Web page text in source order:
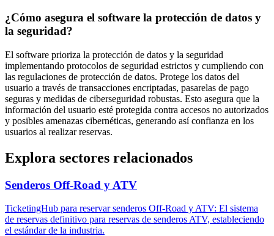
¿Cómo asegura el software la protección de datos y
la seguridad?
El software prioriza la protección de datos y la seguridad
implementando protocolos de seguridad estrictos y cumpliendo con
las regulaciones de protección de datos. Protege los datos del
usuario a través de transacciones encriptadas, pasarelas de pago
seguras y medidas de ciberseguridad robustas. Esto asegura que la
información del usuario esté protegida contra accesos no autorizados
y posibles amenazas cibernéticas, generando así confianza en los
usuarios al realizar reservas.
Explora sectores relacionados
Senderos Off-Road y ATV
TicketingHub para reservar senderos Off-Road y ATV: El sistema
de reservas definitivo para reservas de senderos ATV, estableciendo
el estándar de la industria.